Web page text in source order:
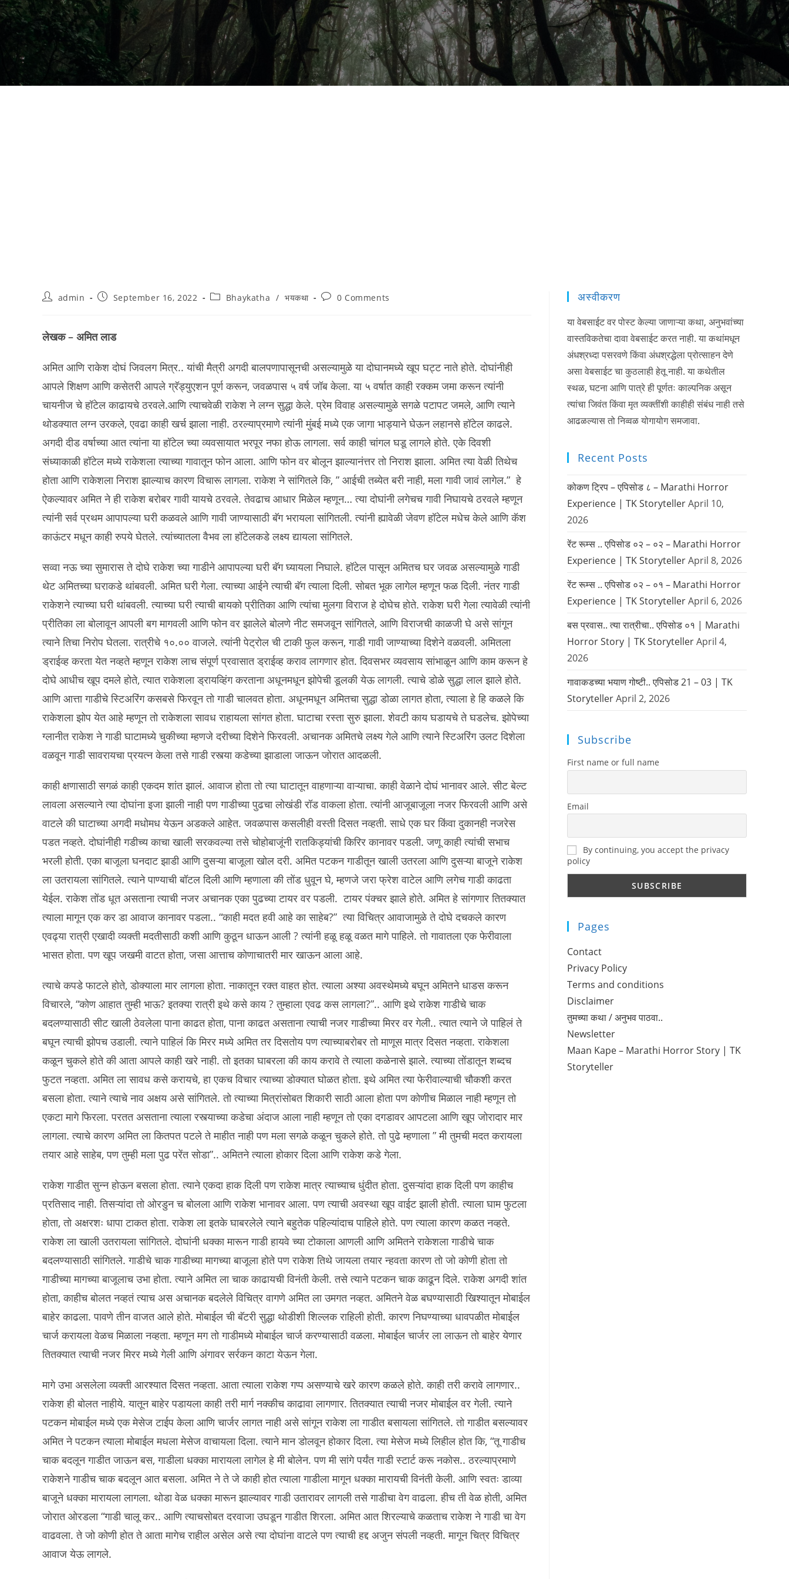
Postadmin
PostSeptember 16, 2022
PostBhaykatha / भयकथा
Post0 Comments
लेखक – अमित लाड
अमित आणि राकेश दोघं जिवलग मित्र.. यांची मैत्री अगदी बालपणापासूनची असल्यामुळे या दोघानमध्ये खूप घट्ट नाते होते. दोघांनीही
आपले शिक्षण आणि कसेतरी आपले ग्रॅड्युएशन पूर्ण करून, जवळपास ५ वर्ष जॉब केला. या ५ वर्षात काही रक्कम जमा करून त्यांनी
चायनीज चे हॉटेल काढायचे ठरवले.आणि त्याचवेळी राकेश ने लग्न सुद्धा केले. प्रेम विवाह असल्यामुळे सगळे पटापट जमले, आणि त्याने
थोडक्यात लग्न उरकले, एवढा काही खर्च झाला नाही. ठरल्याप्रमाणे त्यांनी मुंबई मध्ये एक जागा भाड्याने घेऊन लहानसे हॉटेल काढले.
अगदी दीड वर्षाच्या आत त्यांना या हॉटेल च्या व्यवसायात भरपूर नफा होऊ लागला. सर्व काही चांगल घडू लागले होते. एके दिवशी
संध्याकाळी हॉटेल मध्ये राकेशला त्याच्या गावातून फोन आला. आणि फोन वर बोलून झाल्यानंत्तर तो निराश झाला. अमित त्या वेळी तिथेच
होता आणि राकेशला निराश झाल्याच कारण विचारू लागला. राकेश ने सांगितले कि, ” आईची तब्येत बरी नाही, मला गावी जावं लागेल.” हे
ऐकल्यावर अमित ने ही राकेश बरोबर गावी यायचे ठरवले. तेवढाच आधार मिळेल म्हणून… त्या दोघांनी लगेचच गावी निघायचे ठरवले म्हणून
त्यांनी सर्व प्रथम आपापल्या घरी कळवले आणि गावी जाण्यासाठी बॅग भरायला सांगितली. त्यांनी ह्यावेळी जेवण हॉटेल मधेच केले आणि कॅश
काऊंटर मधून काही रुपये घेतले. त्यांच्यातला वैभव ला हॉटेलकडे लक्ष्य द्यायला सांगितले.
सव्वा नऊ च्या सुमारास ते दोघे राकेश च्या गाडीने आपापल्या घरी बॅग घ्यायला निघाले. हॉटेल पासून अमितच घर जवळ असल्यामुळे गाडी
थेट अमितच्या घराकडे थांबवली. अमित घरी गेला. त्याच्या आईने त्याची बॅग त्याला दिली. सोबत भूक लागेल म्हणून फळ दिली. नंतर गाडी
राकेशने त्याच्या घरी थांबवली. त्याच्या घरी त्याची बायको प्रीतिका आणि त्यांचा मुलगा विराज हे दोघेच होते. राकेश घरी गेला त्यावेळी त्यांनी
प्रीतिका ला बोलावून आपली बग मागवली आणि फोन वर झालेले बोलणे नीट समजवून सांगितले, आणि विराजची काळजी घे असे सांगून
त्याने तिचा निरोप घेतला. रात्रीचे १०.०० वाजले. त्यांनी पेट्रोल ची टाकी फुल करून, गाडी गावी जाण्याच्या दिशेने वळवली. अमितला
ड्राईव्ह करता येत नव्हते म्हणून राकेश लाच संपूर्ण प्रवासात ड्राईव्ह कराव लागणार होत. दिवसभर व्यवसाय सांभाळून आणि काम करून हे
दोघे आधीच खूप दमले होते, त्यात राकेशला ड्रायव्हिंग करताना अधूनमधून झोपेची डूलकी येऊ लागली. त्याचे डोळे सुद्धा लाल झाले होते.
आणि आत्ता गाडीचे स्टिअरिंग कसबसे फिरवून तो गाडी चालवत होता. अधूनमधून अमितचा सुद्धा डोळा लागत होता, त्याला हे हि कळले कि
राकेशला झोप येत आहे म्हणून तो राकेशला सावध राहायला सांगत होता. घाटाचा रस्ता सुरु झाला. शेवटी काय घडायचे ते घडलेच. झोपेच्या
ग्लानीत राकेश ने गाडी घाटामध्ये चुकीच्या म्हणजे दरीच्या दिशेने फिरवली. अचानक अमितचे लक्ष्य गेले आणि त्याने स्टिअरिंग उलट दिशेला
वळवून गाडी सावरायचा प्रयत्न केला तसे गाडी रस्त्या कडेच्या झाडाला जाऊन जोरात आदळली.
काही क्षणासाठी सगळं काही एकदम शांत झालं. आवाज होता तो त्या घाटातून वाहणाऱ्या वाऱ्याचा. काही वेळाने दोघं भानावर आले. सीट बेल्ट
लावला असल्याने त्या दोघांना इजा झाली नाही पण गाडीच्या पुढचा लोखंडी रॉड वाकला होता. त्यांनी आजूबाजूला नजर फिरवली आणि असे
वाटले की घाटाच्या अगदी मधोमध येऊन अडकले आहेत. जवळपास कसलीही वस्ती दिसत नव्हती. साधे एक घर किंवा दुकानही नजरेस
पडत नव्हते. दोघांनीही गडीच्य काचा खाली सरकवल्या तसे चोहोबाजूंनी रातकिड्यांची किरिर कानावर पडली. जणू काही त्यांची सभाच
भरली होती. एका बाजूला घनदाट झाडी आणि दुसऱ्या बाजूला खोल दरी. अमित पटकन गाडीतून खाली उतरला आणि दुसऱ्या बाजूने राकेश
ला उतरायला सांगितले. त्याने पाण्याची बॉटल दिली आणि म्हणाला की तोंड धुवून घे, म्हणजे जरा फ्रेश वाटेल आणि लगेच गाडी काढता
येईल. राकेश तोंड धूत असताना त्याची नजर अचानक एका पुढच्या टायर वर पडली. टायर पंक्चर झाले होते. अमित हे सांगणार तितक्यात
त्याला मागून एक कर डा आवाज कानावर पडला.. “काही मदत हवी आहे का साहेब?” त्या विचित्र आवाजामुळे ते दोघे दचकले कारण
एवढ्या रात्री एखादी व्यक्ती मदतीसाठी कशी आणि कुठून धाऊन आली ? त्यांनी हळू हळू वळत मागे पाहिले. तो गावातला एक फेरीवाला
भासत होता. पण खूप जखमी वाटत होता, जसा आत्ताच कोणाचातरी मार खाऊन आला आहे.
त्याचे कपडे फाटले होते, डोक्याला मार लागला होता. नाकातून रक्त वाहत होत. त्याला अश्या अवस्थेमध्ये बघून अमितने धाडस करून
विचारले, “कोण आहात तुम्ही भाऊ? इतक्या रात्री इथे कसे काय ? तुम्हाला एवढ कस लागला?”.. आणि इथे राकेश गाडीचे चाक
बदलण्यासाठी सीट खाली ठेवलेला पाना काढत होता, पाना काढत असताना त्याची नजर गाडीच्या मिरर वर गेली.. त्यात त्याने जे पाहिलं ते
बघून त्याची झोपच उडाली. त्याने पाहिलं कि मिरर मध्ये अमित तर दिसतोय पण त्याच्याबरोबर तो माणूस मात्र दिसत नव्हता. राकेशला
कळून चुकले होते की आता आपले काही खरे नाही. तो इतका घाबरला की काय करावे ते त्याला कळेनासे झाले. त्याच्या तोंडातून शब्दच
फुटत नव्हता. अमित ला सावध कसे करायचे, हा एकच विचार त्याच्या डोक्यात घोळत होता. इथे अमित त्या फेरीवाल्याची चौकशी करत
बसला होता. त्याने त्याचे नाव अक्षय असे सांगितले. तो त्याच्या मित्रांसोबत शिकारी साठी आला होता पण कोणीच मिळाल नाही म्हणून तो
एकटा मागे फिरला. परतत असताना त्याला रस्त्याच्या कडेचा अंदाज आला नाही म्हणून तो एका दगडावर आपटला आणि खूप जोरादार मार
लागला. त्याचे कारण अमित ला कितपत पटले ते माहीत नाही पण मला सगळे कळून चुकले होते. तो पुढे म्हणाला ” मी तुमची मदत करायला
तयार आहे साहेब, पण तुम्ही मला पुढ परेंत सोडा”.. अमितने त्याला होकार दिला आणि राकेश कडे गेला.
राकेश गाडीत सुन्न होऊन बसला होता. त्याने एकदा हाक दिली पण राकेश मात्र त्याच्याच धुंदीत होता. दुसऱ्यांदा हाक दिली पण काहीच
प्रतिसाद नाही. तिसऱ्यांदा तो ओरडुन च बोलला आणि राकेश भानावर आला. पण त्याची अवस्था खूप वाईट झाली होती. त्याला घाम फुटला
होता, तो अक्षरशः धापा टाकत होता. राकेश ला इतके घाबरलेले त्याने बहुतेक पहिल्यांदाच पाहिले होते. पण त्याला कारण कळत नव्हते.
राकेश ला खाली उतरायला सांगितले. दोघांनी धक्का मारून गाडी हायवे च्या टोकाला आणली आणि अमितने राकेशला गाडीचे चाक
बदलण्यासाठी सांगितले. गाडीचे चाक गाडीच्या मागच्या बाजूला होते पण राकेश तिथे जायला तयार न्हवता कारण तो जो कोणी होता तो
गाडीच्या मागच्या बाजूलाच उभा होता. त्याने अमित ला चाक काढायची विनंती केली. तसे त्याने पटकन चाक काढून दिले. राकेश अगदी शांत
होता, काहीच बोलत नव्हतं त्याच अस अचानक बदलेले विचित्र वागणे अमित ला उमगत नव्हत. अमितने वेळ बघण्यासाठी खिश्यातून मोबाईल
बाहेर काढला. पावणे तीन वाजत आले होते. मोबाईल ची बॅटरी सुद्धा थोडीशी शिल्लक राहिली होती. कारण निघण्याच्या धावपळीत मोबाईल
चार्ज करायला वेळच मिळाला नव्हता. म्हणून मग तो गाडीमध्ये मोबाईल चार्ज करण्यासाठी वळला. मोबाईल चार्जर ला लाऊन तो बाहेर येणार
तितक्यात त्याची नजर मिरर मध्ये गेली आणि अंगावर सर्रकन काटा येऊन गेला.
मागे उभा असलेला व्यक्ती आरश्यात दिसत नव्हता. आता त्याला राकेश गप्प असण्याचे खरे कारण कळले होते. काही तरी करावे लागणार..
राकेश ही बोलत नाहीये. यातून बाहेर पडायला काही तरी मार्ग नक्कीच काढावा लागणार. तितक्यात त्याची नजर मोबाईल वर गेली. त्याने
पटकन मोबाईल मध्ये एक मेसेज टाईप केला आणि चार्जर लागत नाही असे सांगून राकेश ला गाडीत बसायला सांगितले. तो गाडीत बसल्यावर
अमित ने पटकन त्याला मोबाईल मधला मेसेज वाचायला दिला. त्याने मान डोलवून होकार दिला. त्या मेसेज मध्ये लिहील होत कि, “तू गाडीच
चाक बदलून गाडीत जाऊन बस, गाडीला धक्का मारायला लागेल हे मी बोलेन. पण मी सांगे पर्यंत गाडी स्टार्ट करू नकोस.. ठरल्याप्रमाणे
राकेशने गाडीच चाक बदलून आत बसला. अमित ने ते जे काही होत त्याला गाडीला मागून धक्का मारायची विनंती केली. आणि स्वतः डाव्या
बाजूने धक्का मारायला लागला. थोडा वेळ धक्का मारून झाल्यावर गाडी उतारावर लागली तसे गाडीचा वेग वाढला. हीच ती वेळ होती, अमित
जोरात ओरडला “गाडी चालू कर.. आणि त्याचसोबत दरवाजा उघडून गाडीत शिरला. अमित आत शिरल्याचे कळताच राकेश ने गाडी चा वेग
वाढवला. ते जो कोणी होत ते आता मागेच राहील असेल असे त्या दोघांना वाटले पण त्याची हद्द अजुन संपली नव्हती. मागून चित्र विचित्र
आवाज येऊ लागले.
अस्वीकरण
या वेबसाईट वर पोस्ट केल्या जाणाऱ्या कथा, अनुभवांच्या
वास्तविकतेचा दावा वेबसाईट करत नाही. या कथांमधून
अंधश्रध्दा पसरवणे किंवा अंधश्रद्धेला प्रोत्साहन देणे
असा वेबसाईट चा कुठलाही हेतू नाही. या कथेतील
स्थळ, घटना आणि पात्रे ही पूर्णतः काल्पनिक असून
त्यांचा जिवंत किंवा मृत व्यक्तींशी काहीही संबंध नाही तसे
आढळल्यास तो निव्वळ योगायोग समजावा.
Recent Posts
कोकण ट्रिप – एपिसोड ८ – Marathi Horror
Experience | TK StorytellerApril 10,
2026
रेंट रूम्स .. एपिसोड ०२ – ०२ – Marathi Horror
Experience | TK StorytellerApril 8, 2026
रेंट रूम्स .. एपिसोड ०२ – ०१ – Marathi Horror
Experience | TK StorytellerApril 6, 2026
बस प्रवास.. त्या रात्रीचा.. एपिसोड ०१ | Marathi
Horror Story | TK StorytellerApril 4,
2026
गावाकडच्या भयाण गोष्टी.. एपिसोड 21 – 03 | TK
StorytellerApril 2, 2026
Subscribe
First name or full name
Email
By continuing, you accept the privacy
policy
Pages
Contact
Privacy Policy
Terms and conditions
Disclaimer
तुमच्या कथा / अनुभव पाठवा..
Newsletter
Maan Kape – Marathi Horror Story | TK
Storyteller